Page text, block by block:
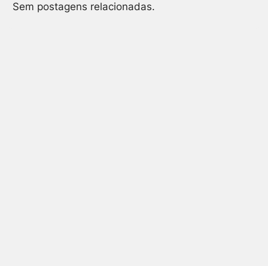
Sem postagens relacionadas.